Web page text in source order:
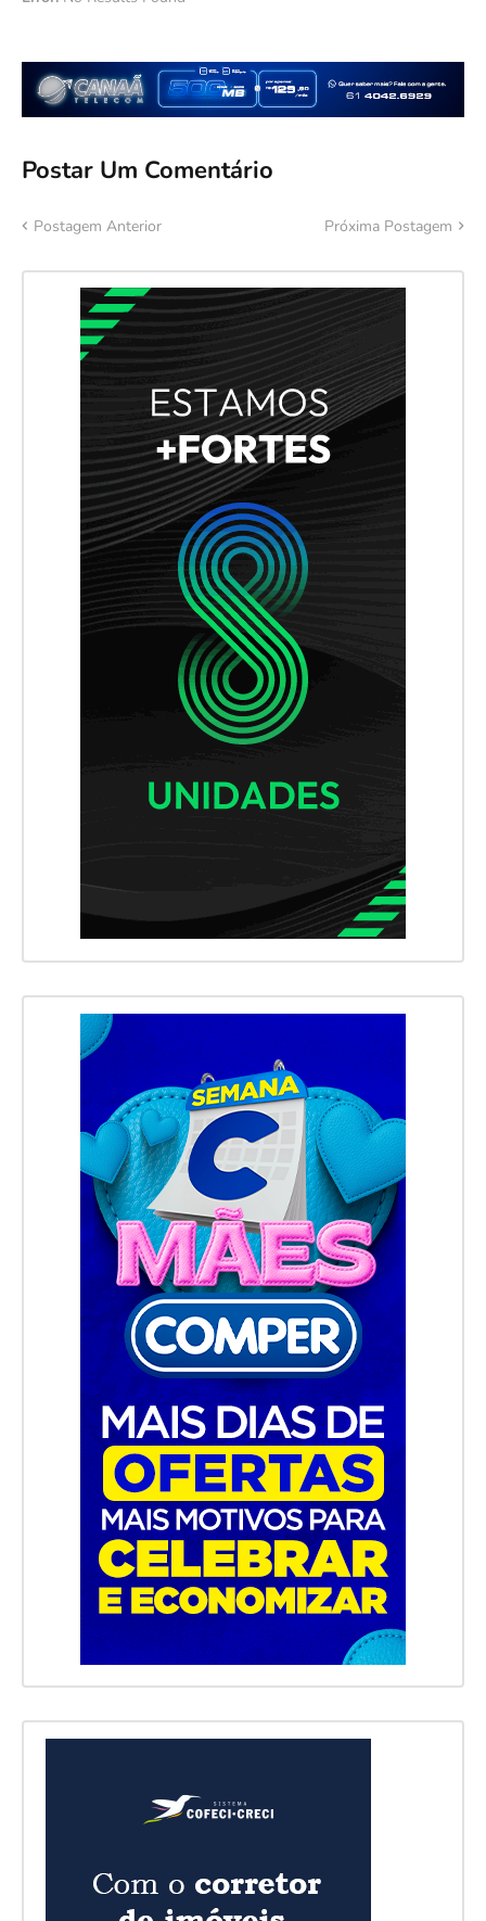
Postar Um Comentário
Postagem Anterior Próxima Postagem